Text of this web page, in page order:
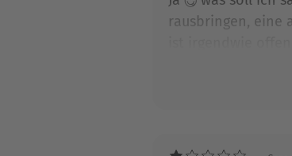
rausbringen, eine